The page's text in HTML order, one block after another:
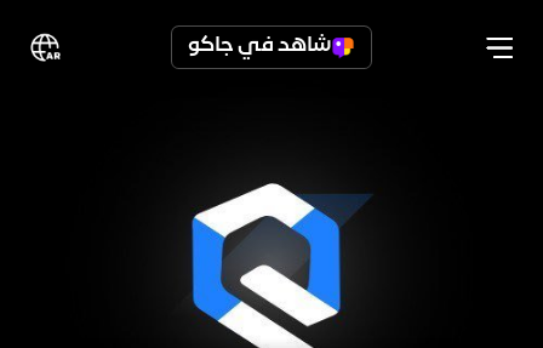
شاهد في جاكو